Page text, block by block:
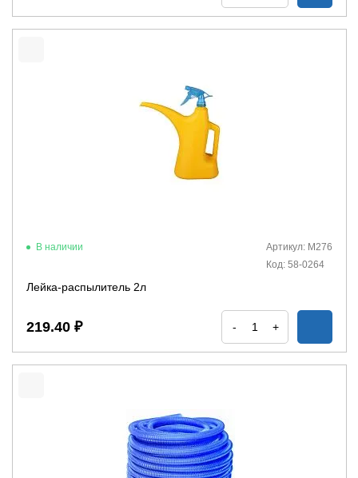
В наличии
Артикул: М276
Код: 58-0264
Лейка-распылитель 2л
219.40 ₽ - +